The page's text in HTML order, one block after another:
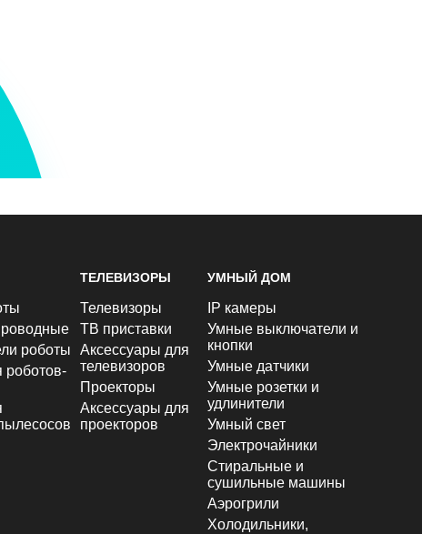
роботы
роботов-
ТЕЛЕВИЗОРЫ
Телевизоры
ТВ приставки
Аксессуары для
телевизоров
Проекторы
Аксессуары для
проекторов
УМНЫЙ ДОМ
IP камеры
Умные выключатели и
кнопки
Умные датчики
Умные розетки и
удлинители
Умный свет
Электрочайники
Стиральные и
сушильные машины
Аэрогрили
Холодильники,